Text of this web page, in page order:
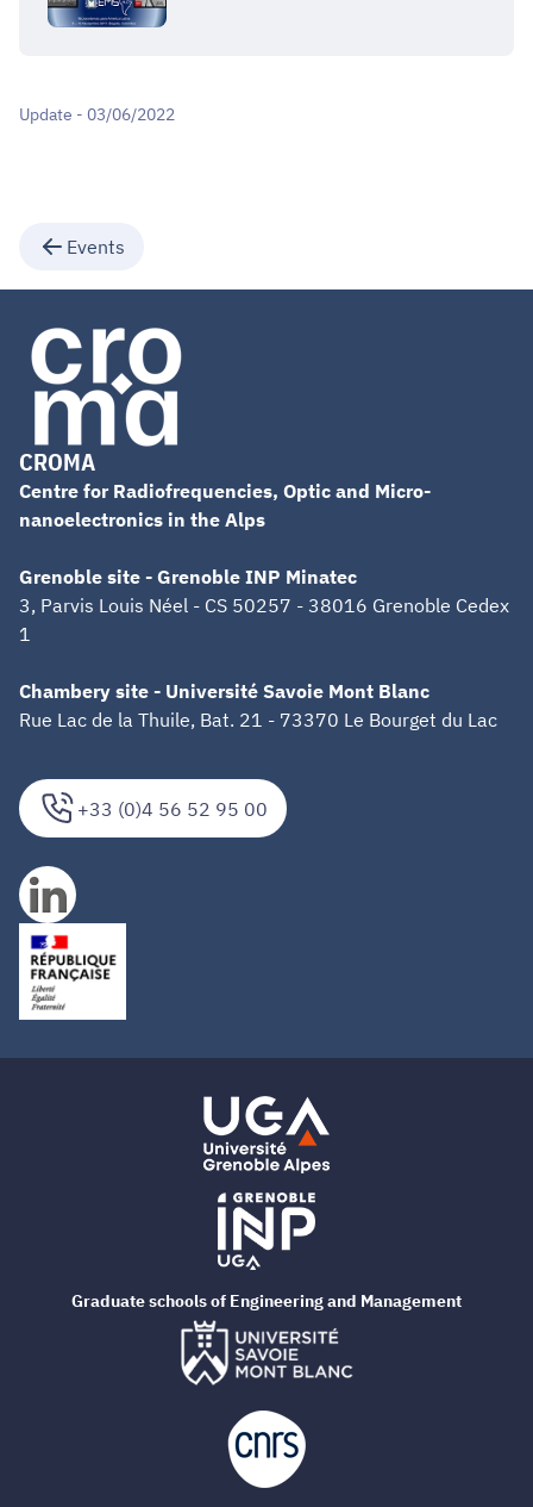
Update - 03/06/2022
Events
+33 (0)4 56 52 95 00
CROMA
Centre for Radiofrequencies, Optic and Micro-
nanoelectronics in the Alps
Grenoble site - Grenoble INP Minatec
3, Parvis Louis Néel - CS 50257 - 38016 Grenoble Cedex
1
Chambery site - Université Savoie Mont Blanc
Rue Lac de la Thuile, Bat. 21 - 73370 Le Bourget du Lac
Graduate schools of Engineering and Management